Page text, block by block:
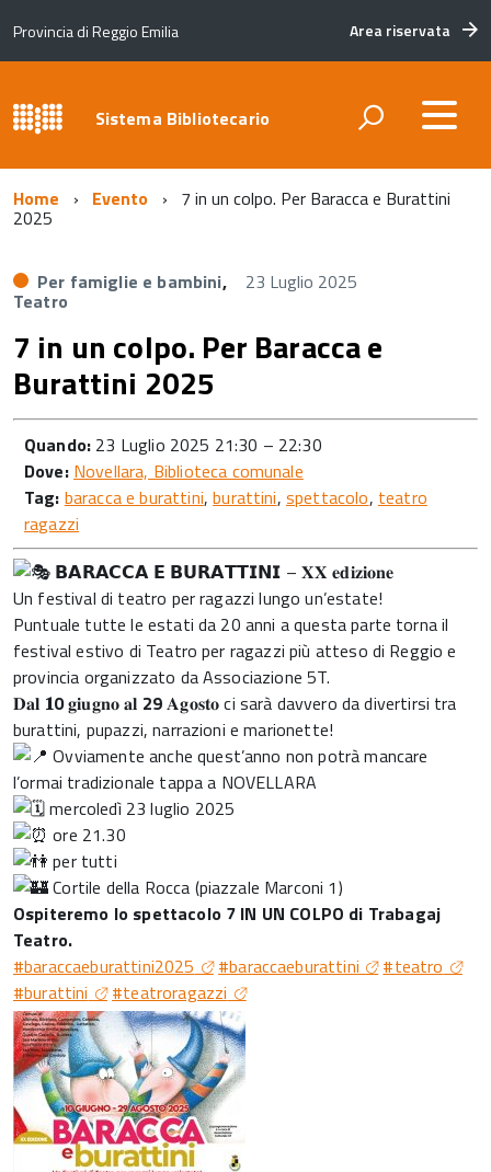
Provincia di Reggio Emilia Area riservata
Sistema Bibliotecario
Home Evento 7 in un colpo. Per Baracca e Burattini
2025
Per famiglie e bambini,
Teatro
23 Luglio 2025
7 in un colpo. Per Baracca e
Burattini 2025
Quando: 23 Luglio 2025 21:30 – 22:30
Dove: Novellara, Biblioteca comunale
Tag: baracca e burattini,burattini, spettacolo, teatro
ragazzi
𝗕𝗔𝗥𝗔𝗖𝗖𝗔 𝗘 𝗕𝗨𝗥𝗔𝗧𝗧𝗜𝗡𝗜 – 𝐗𝐗 𝐞𝐝𝐢𝐳𝐢𝐨𝐧𝐞
Un festival di teatro per ragazzi lungo un’estate!
Puntuale tutte le estati da 20 anni a questa parte torna il
festival estivo di Teatro per ragazzi più atteso di Reggio e
provincia organizzato da Associazione 5T.
𝐃𝐚𝐥 𝟏0𝐠𝐢𝐮𝐠𝐧𝐨 𝐚𝐥 29𝐀𝐠𝐨𝐬𝐭𝐨 ci sarà davvero da divertirsi tra
burattini, pupazzi, narrazioni e marionette!
Ovviamente anche quest’anno non potrà mancare
l’ormai tradizionale tappa a NOVELLARA
mercoledì 23 luglio 2025
ore 21.30
per tutti
Cortile della Rocca (piazzale Marconi 1)
Ospiteremo lo spettacolo 7 IN UN COLPO di Trabagaj
Teatro.
#baraccaeburattini2025
#baraccaeburattini
#teatro
#burattini
#teatroragazzi